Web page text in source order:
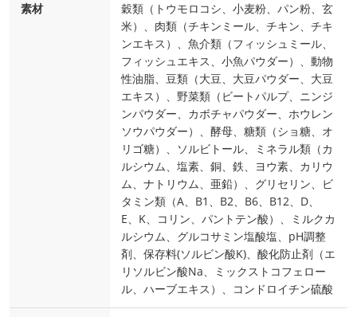
素材
穀類（トウモロコシ、小麦粉、パン粉、玄
米）、肉類（チキンミール、チキン、チキ
ンエキス）、魚介類（フィッシュミール、
フィッシュエキス、小魚パウダー）、動物
性油脂、豆類（大豆、大豆パウダー、大豆
エキス）、野菜類（ビートパルプ、ニンジ
ンパウダー、カボチャパウダー、ホウレン
ソウパウダー）、酵母、糖類（ショ糖、オ
リゴ糖）、ソルビトール、ミネラル類（カ
ルシウム、塩素、銅、鉄、ヨウ素、カリウ
ム、ナトリウム、亜鉛）、グリセリン、ビ
タミン類（A、B1、B2、B6、B12、D、
E、K、コリン、パントテン酸）、ミルクカ
ルシウム、グルコサミン塩酸塩、pH調整
剤、保存料(ソルビン酸K)、酸化防止剤（エ
リソルビン酸Na、ミックストコフェロー
ル、ハーブエキス）、コンドロイチン硫酸